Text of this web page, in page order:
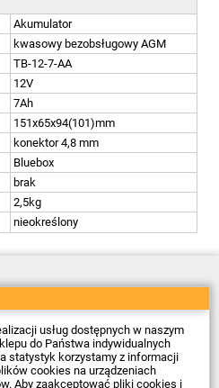
Akumulator
kwasowy bezobsługowy AGM
TB-12-7-AA
12V
7Ah
151x65x94(101)mm
konektor 4,8 mm
Bluebox
brak
2,5kg
nieokreślony
usług dostępnych w naszym
do Państwa indywidualnych
statystyk korzystamy z informacji
cookies na urządzeniach
Aby zaakceptować pliki cookies i